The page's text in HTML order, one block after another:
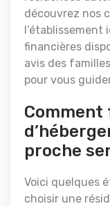
découvrez nos
l’établissement
financières
avis des
pour vous
Comment
proche
Voici quelques
choisir une